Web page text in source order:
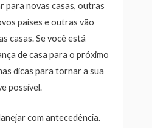
para novas casas, outras
países e outras vão
casas. Se você está
de casa para o próximo
dicas para tornar a sua
possível.
com antecedência.